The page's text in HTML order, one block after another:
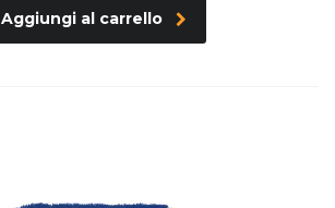
Aggiungi al carrello